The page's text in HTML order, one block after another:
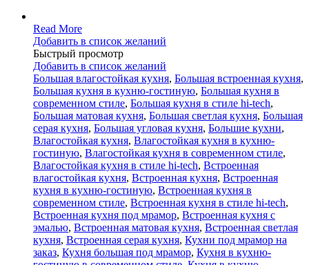
Read More
Добавить в список желаний
Быстрый просмотр
Добавить в список желаний
Большая влагостойкая кухня, Большая встроенная кухня,
Большая кухня в кухню-гостиную, Большая кухня в
современном стиле, Большая кухня в стиле hi-tech,
Большая матовая кухня, Большая светлая кухня, Большая
серая кухня, Большая угловая кухня, Большие кухни,
Влагостойкая кухня, Влагостойкая кухня в кухню-
гостиную, Влагостойкая кухня в современном стиле,
Влагостойкая кухня в стиле hi-tech, Встроенная
влагостойкая кухня, Встроенная кухня, Встроенная
кухня в кухню-гостиную, Встроенная кухня в
современном стиле, Встроенная кухня в стиле hi-tech,
Встроенная кухня под мрамор, Встроенная кухня с
эмалью, Встроенная матовая кухня, Встроенная светлая
кухня, Встроенная серая кухня, Кухни под мрамор на
заказ, Кухня большая под мрамор, Кухня в кухню-